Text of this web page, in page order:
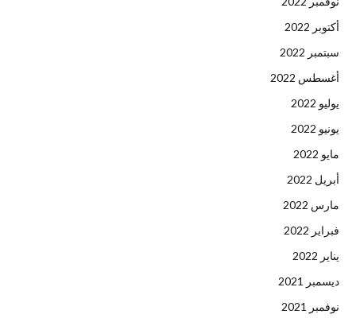
أكتوبر 2022
سبتمبر 2022
أغسطس 2022
يوليو 2022
يونيو 2022
مايو 2022
أبريل 2022
مارس 2022
فبراير 2022
يناير 2022
ديسمبر 2021
نوفمبر 2021